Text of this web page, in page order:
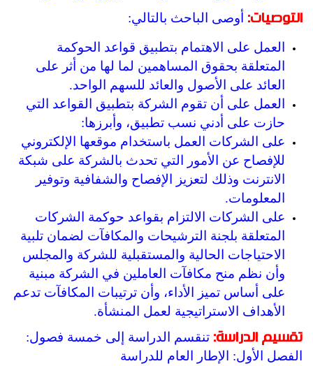
التوصيات: أوصى الباحث بالتالي:
العمل على الاهتمام بتطبيق قواعد الحوكمة
المتعلقة بحقوق المساهمين لما لها من أثر على
العائد على الأصول والعائد للسهم الواحد.
العمل على أن تقوم الشركة بتطبيق القواعد التي
حازت على أدني نسب تطبيق، وأبرزها:
على الشركات العمل باستخدام موقعها الإلكتروني
للإفصاح عن الأمور التي تحدث بالشركة على شبكة
الانترنت وذلك لتعزيز الإفصاح والشفافية وتوفير
المعلومات.
على الشركات الالتزام بقواعد حوكمة الشركات
المتعلقة بلجنة الترشيحات والمكافآت لضمان تلبية
الاحتياجات الحالية والمستقبلية للشركة والمجلس
وأن نظم منح مكافآت العاملين في الشركة مبنية
على أساس تميز الأداء، وأن ترتيبات المكافآت تدعم
الأهداف الاستراتيجية لعمل المنشأة.
تقسيم الدراسة: تنقسم الدراسة إلى خمسة فصول:
الفصل الأول: الإطار العام للدراسة